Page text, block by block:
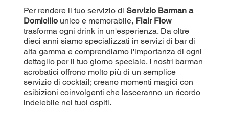
Per rendere il tuo servizio di Servizio Barman a
Domicilio unico e memorabile, Flair Flow
trasforma ogni drink in un'esperienza. Da oltre
dieci anni siamo specializzati in servizi di bar di
alta gamma e comprendiamo l'importanza di ogni
dettaglio per il tuo giorno speciale. I nostri barman
acrobatici offrono molto più di un semplice
servizio di cocktail; creano momenti magici con
esibizioni coinvolgenti che lasceranno un ricordo
indelebile nei tuoi ospiti.